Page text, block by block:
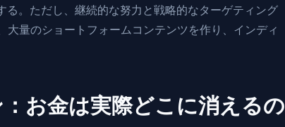
。ただし、継続的な努力と戦略的なターゲティング
量のショートフォームコンテンツを作り、インディ
お金は実際どこに消えるの